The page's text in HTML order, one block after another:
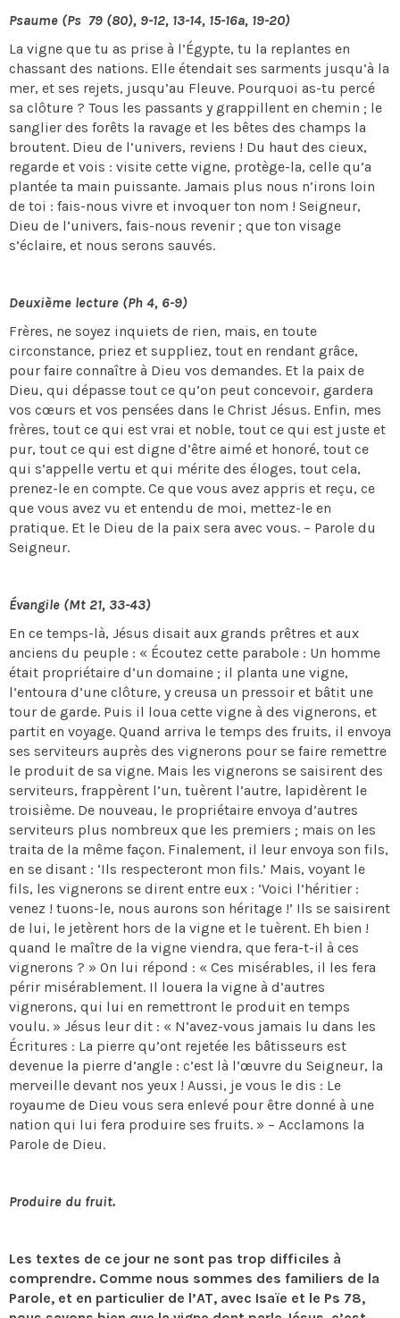
Psaume (Ps 79 (80), 9-12, 13-14, 15-16a, 19-20)
La vigne que tu as prise à l’Égypte, tu la replantes en
chassant des nations. Elle étendait ses sarments jusqu’à la
mer, et ses rejets, jusqu’au Fleuve. Pourquoi as-tu percé
sa clôture ? Tous les passants y grappillent en chemin ; le
sanglier des forêts la ravage et les bêtes des champs la
broutent. Dieu de l’univers, reviens ! Du haut des cieux,
regarde et vois : visite cette vigne, protège-la, celle qu’a
plantée ta main puissante. Jamais plus nous n’irons loin
de toi : fais-nous vivre et invoquer ton nom ! Seigneur,
Dieu de l’univers, fais-nous revenir ; que ton visage
s’éclaire, et nous serons sauvés.
Deuxième lecture (Ph 4, 6-9)
Frères, ne soyez inquiets de rien, mais, en toute
circonstance, priez et suppliez, tout en rendant grâce,
pour faire connaître à Dieu vos demandes. Et la paix de
Dieu, qui dépasse tout ce qu’on peut concevoir, gardera
vos cœurs et vos pensées dans le Christ Jésus. Enfin, mes
frères, tout ce qui est vrai et noble, tout ce qui est juste et
pur, tout ce qui est digne d’être aimé et honoré, tout ce
qui s’appelle vertu et qui mérite des éloges, tout cela,
prenez-le en compte. Ce que vous avez appris et reçu, ce
que vous avez vu et entendu de moi, mettez-le en
pratique. Et le Dieu de la paix sera avec vous. – Parole du
Seigneur.
Évangile (Mt 21, 33-43)
En ce temps-là, Jésus disait aux grands prêtres et aux
anciens du peuple : « Écoutez cette parabole : Un homme
était propriétaire d’un domaine ; il planta une vigne,
l’entoura d’une clôture, y creusa un pressoir et bâtit une
tour de garde. Puis il loua cette vigne à des vignerons, et
partit en voyage. Quand arriva le temps des fruits, il envoya
ses serviteurs auprès des vignerons pour se faire remettre
le produit de sa vigne. Mais les vignerons se saisirent des
serviteurs, frappèrent l’un, tuèrent l’autre, lapidèrent le
troisième. De nouveau, le propriétaire envoya d’autres
serviteurs plus nombreux que les premiers ; mais on les
traita de la même façon. Finalement, il leur envoya son fils,
en se disant : ‘Ils respecteront mon fils.’ Mais, voyant le
fils, les vignerons se dirent entre eux : ‘Voici l’héritier :
venez ! tuons-le, nous aurons son héritage !’ Ils se saisirent
de lui, le jetèrent hors de la vigne et le tuèrent. Eh bien !
quand le maître de la vigne viendra, que fera-t-il à ces
vignerons ? » On lui répond : « Ces misérables, il les fera
périr misérablement. Il louera la vigne à d’autres
vignerons, qui lui en remettront le produit en temps
voulu. » Jésus leur dit : « N’avez-vous jamais lu dans les
Écritures : La pierre qu’ont rejetée les bâtisseurs est
devenue la pierre d’angle : c’est là l’œuvre du Seigneur, la
merveille devant nos yeux ! Aussi, je vous le dis : Le
royaume de Dieu vous sera enlevé pour être donné à une
nation qui lui fera produire ses fruits. » – Acclamons la
Parole de Dieu.
Produire du fruit.
Les textes de ce jour ne sont pas trop difficiles à
comprendre. Comme nous sommes des familiers de la
Parole, et en particulier de l’AT, avec Isaïe et le Ps 78,